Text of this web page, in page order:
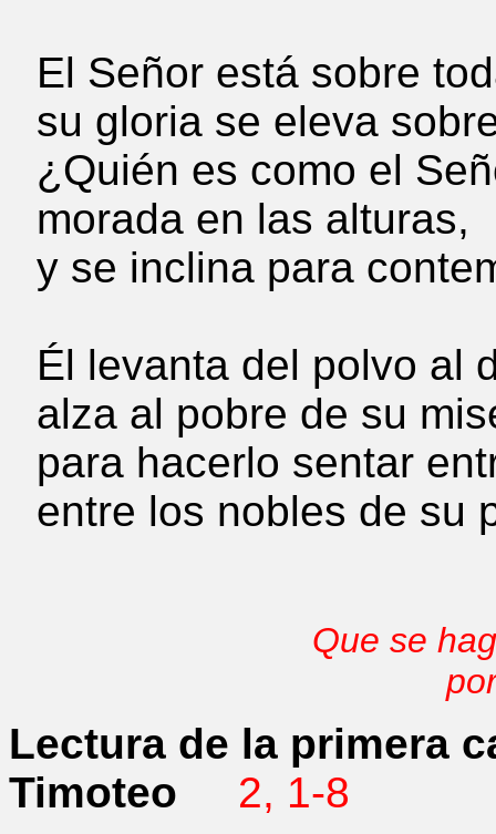
El Señor está sobre
su gloria se eleva
¿Quién es como el
morada en las alturas,
y se inclina para
Él levanta del polvo al
alza al pobre de su
para hacerlo sentar
entre los nobles de su
Que se
Lectura de la primera
Timoteo
2, 1-8